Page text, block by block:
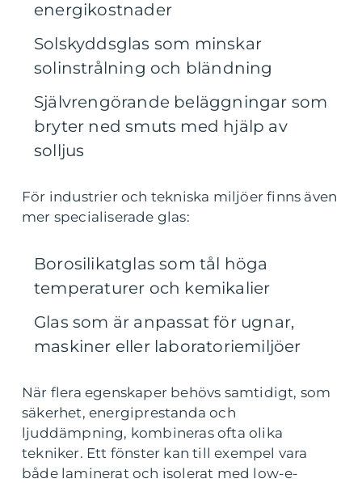
energikostnader
Solskyddsglas som minskar
solinstrålning och bländning
Självrengörande beläggningar som
bryter ned smuts med hjälp av
solljus
För industrier och tekniska miljöer finns även
mer specialiserade glas:
Borosilikatglas som tål höga
temperaturer och kemikalier
Glas som är anpassat för ugnar,
maskiner eller laboratoriemiljöer
När flera egenskaper behövs samtidigt, som
säkerhet, energiprestanda och
ljuddämpning, kombineras ofta olika
tekniker. Ett fönster kan till exempel vara
både laminerat och isolerat med low-e-